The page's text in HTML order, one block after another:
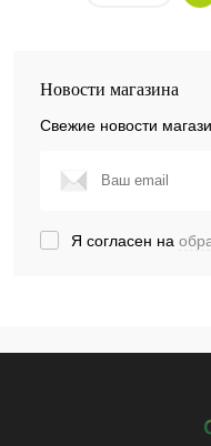
Новости магазина
Свежие новости
Я согласен на